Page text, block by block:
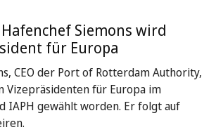
Siemons wird
für Europa
CEO der Port of Rotterdam Authority,
Vizepräsidenten für Europa im
IAPH gewählt worden. Er folgt auf